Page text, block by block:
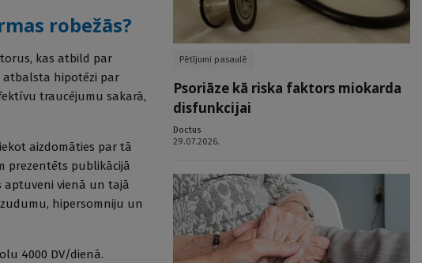
robežās?
kas atbild par
atbalsta hipotēzi par
traucējumu sakarā,
aizdomāties par tā
prezentēts publikācijā
aptuveni vienā un tajā
hipersomniju un
4000 DV/dienā.
Pētījumi pasaulē
Psoriāze kā riska faktors miokarda
disfunkcijai
Doctus
29.07.2026.